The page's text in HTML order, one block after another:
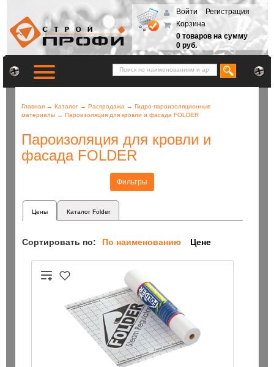
Войти
Регистрация
Корзина
0 товаров на сумму
0 руб.
Главная → Каталог → Распродажа → Гидро-пароизоляционные
материалы → Пароизоляция для кровли и фасада FOLDER
Пароизоляция для кровли и
фасада FOLDER
Фильтры
Цены Каталог Folder
Сортировать по: По наименованию Цене